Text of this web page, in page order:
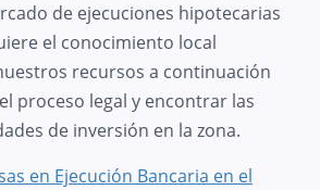
de ejecuciones hipotecarias
el conocimiento local
recursos a continuación
proceso legal y encontrar las
de inversión en la zona.
en Ejecución Bancaria en el